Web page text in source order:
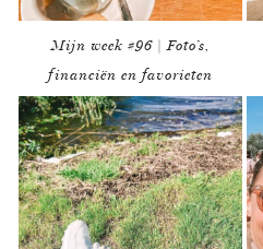
Mijn week #96 | Foto’s,
financiën en favorieten